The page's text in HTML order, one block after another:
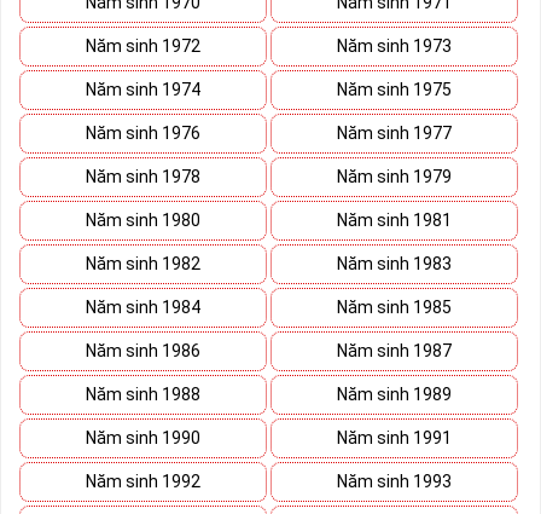
Năm sinh 1972 Năm sinh 1973
Năm sinh 1974 Năm sinh 1975
Năm sinh 1976 Năm sinh 1977
Năm sinh 1978 Năm sinh 1979
Năm sinh 1980 Năm sinh 1981
Năm sinh 1982 Năm sinh 1983
Năm sinh 1984 Năm sinh 1985
Năm sinh 1986 Năm sinh 1987
Năm sinh 1988 Năm sinh 1989
Năm sinh 1990 Năm sinh 1991
Năm sinh 1992 Năm sinh 1993